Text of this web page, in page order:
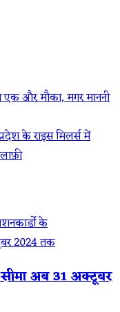
एक और मौका, मगर माननी
के राइस मिलर्स में
अब 31 अक्टूबर